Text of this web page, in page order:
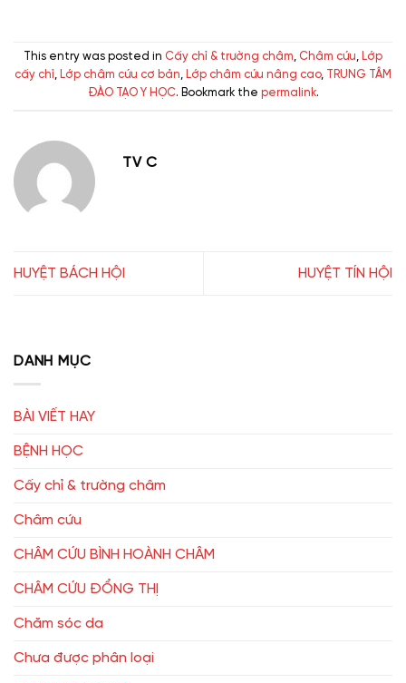
This entry was posted in Cấy chỉ & trường châm, Châm cứu, Lớp
cấy chỉ, Lớp châm cứu cơ bản, Lớp châm cứu nâng cao,
TRUNG TÂM
ĐÀO TẠO Y HỌC. Bookmark the permalink.
TV C
HUYỆT BÁCH HỘI HUYỆT TÍN HỘI
DANH MỤC
BÀI VIẾT HAY
BỆNH HỌC
Cấy chỉ & trường châm
Châm cứu
CHÂM CỨU BÌNH HOÀNH CHÂM
CHÂM CỨU ĐỔNG THỊ
Chăm sóc da
Chưa được phân loại